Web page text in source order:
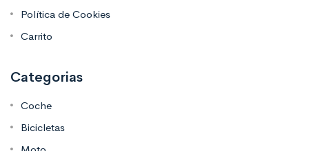
Política de Cookies
Carrito
Categorias
Coche
Bicicletas